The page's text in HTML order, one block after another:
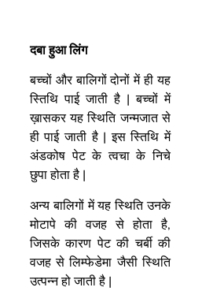
दबा हुआ लिंग
बच्चों और बालिगों दोनों में ही यह
स्तिथि पाई जाती है | बच्चों में
ख़ासकर यह स्थिति जन्मजात से
ही पाई जाती है | इस स्तिथि में
अंडकोष पेट के त्वचा के निचे
छुपा होता है |
अन्य बालिगों में यह स्थिति उनके
मोटापे की वजह से होता है,
जिसके कारण पेट की चर्बी की
वजह से लिम्फेडेमा जैसी स्थिति
उत्पन्न हो जाती है |